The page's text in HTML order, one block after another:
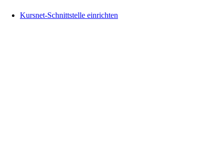
Kursnet-Schnittstelle einrichten